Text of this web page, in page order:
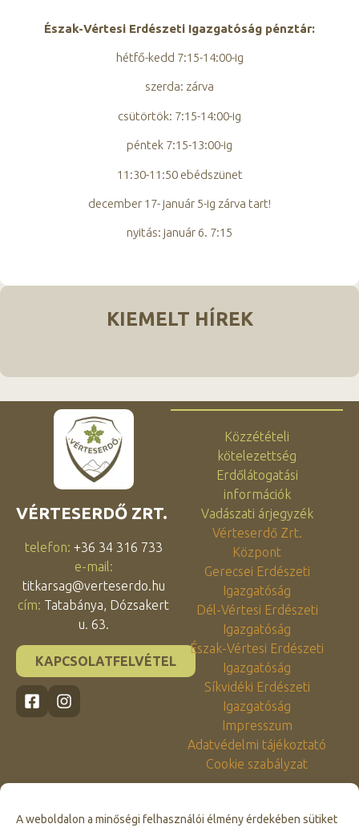
A weboldalon a minőségi felhasználói élmény érdekében sütiket
Észak-Vértesi Erdészeti Igazgatóság pénztár:
hétfő-kedd 7:15-14:00-ig
szerda: zárva
csütörtök: 7:15-14:00-ig
péntek 7:15-13:00-ig
11:30-11:50 ebédszünet
december 17- január 5-ig zárva tart!
nyitás: január 6. 7:15
KIEMELT HÍREK
VÉRTESERDŐ ZRT.
telefon: +36 34 316 733
e-mail:
titkarsag@verteserdo.hu
cím: Tatabánya, Dózsakert
u. 63.
KAPCSOLATFELVÉTEL
Közzétételi
kötelezettség
Erdőlátogatási
információk
Vadászati árjegyzék
Vérteserdő Zrt.
Központ
Gerecsei Erdészeti
Igazgatóság
Dél-Vértesi Erdészeti
Igazgatóság
Észak-Vértesi Erdészeti
Igazgatóság
Síkvidéki Erdészeti
Igazgatóság
Impresszum
Adatvédelmi tájékoztató
Cookie szabályzat